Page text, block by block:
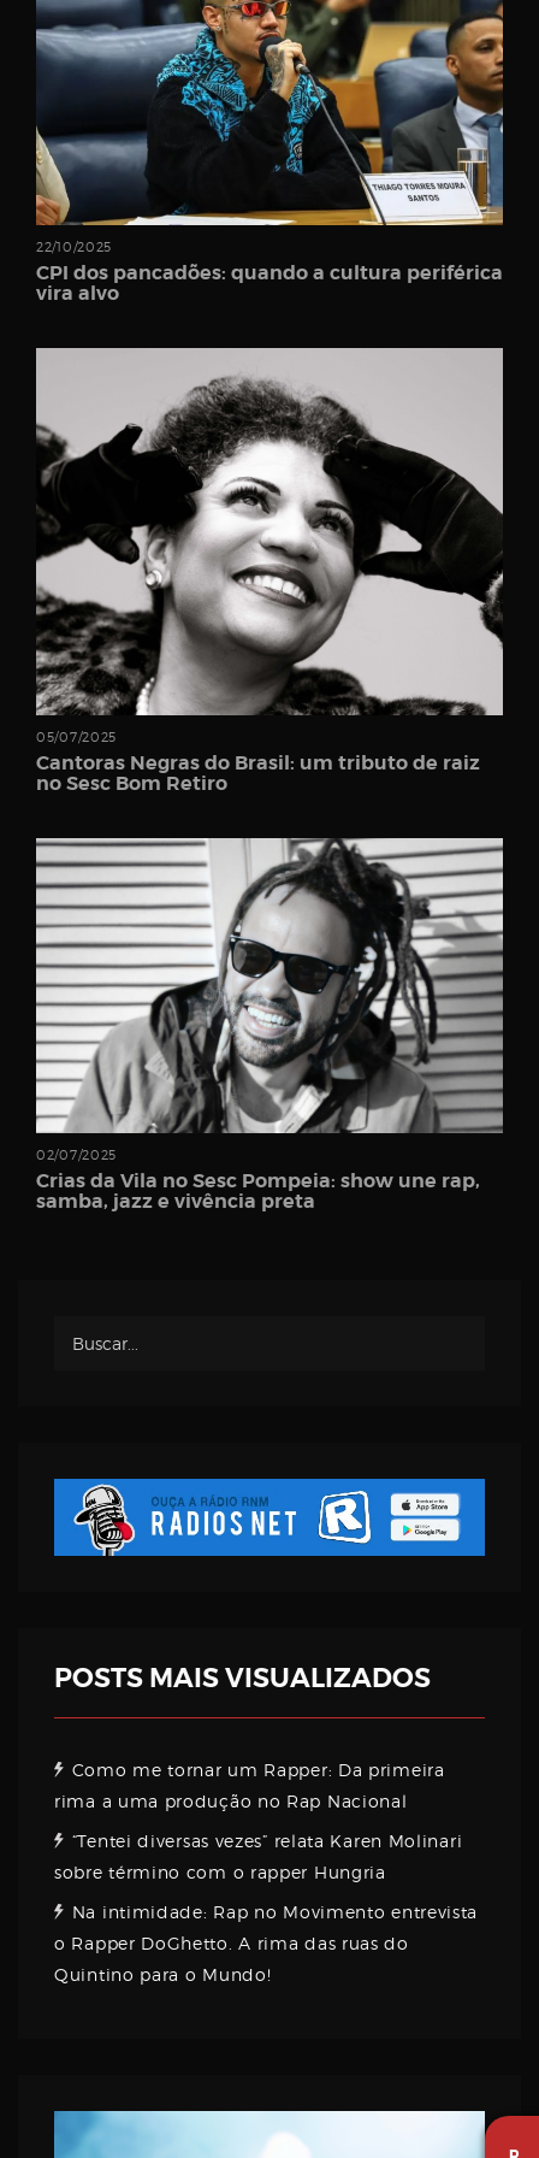
Password
Remember
Register
Username
Password
Email
22/10/2025
CPI dos pancadões: quando a cultura periférica
vira alvo
05/07/2025
Cantoras Negras do Brasil: um tributo de raiz
no Sesc Bom Retiro
02/07/2025
Crias da Vila no Sesc Pompeia: show une rap,
samba, jazz e vivência preta
POSTS MAIS VISUALIZADOS
Como me tornar um Rapper: Da primeira
rima a uma produção no Rap Nacional
“Tentei diversas vezes” relata Karen Molinari
sobre término com o rapper Hungria
Na intimidade: Rap no Movimento entrevista
o Rapper DoGhetto. A rima das ruas do
Quintino para o Mundo!